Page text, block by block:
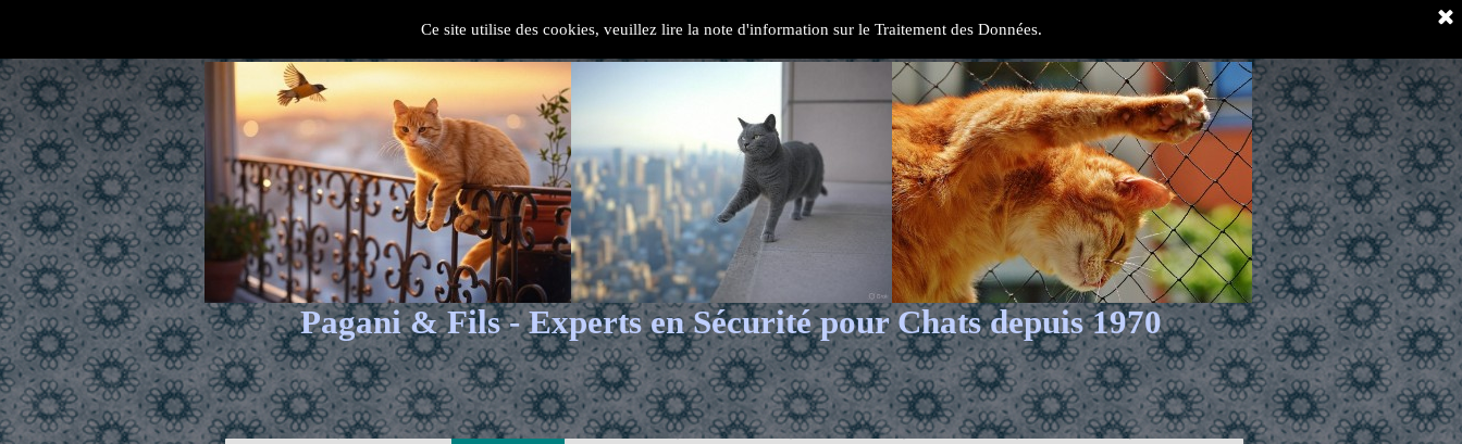
Ce site utilise des cookies, veuillez lire la note d'information sur le Traitement des Données.
Pagani & Fils - Experts en Sécurité pour Chats depuis 1970